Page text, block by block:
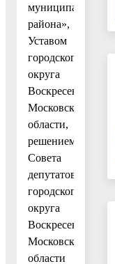
муниципального
района»,
Уставом
городского
округа
Воскресенск
Московской
области,
решением
Совета
депутатов
городского
округа
Воскресенск
Московской
области